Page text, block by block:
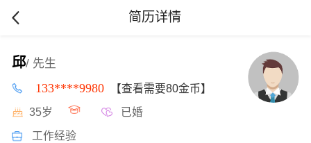
简历详情
邱/ 先生
133****9980 【查看需要80金币】
35岁 已婚
工作经验